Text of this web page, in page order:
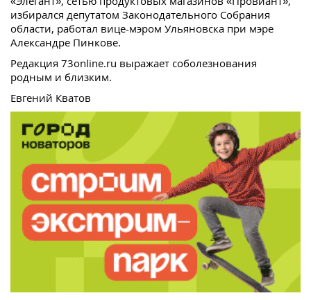
избирался депутатом Законодательного Собрания
области, работал вице-мэром Ульяновска при мэре
Александре Пинкове.
Редакция 73online.ru выражает соболезнования
родным и близким.
Евгений Кватов